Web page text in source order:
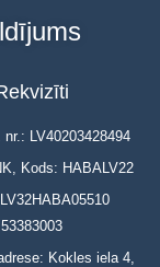
nr.: LV40203428494
Kods: HABALV22
53383003
Kokles iela 4,